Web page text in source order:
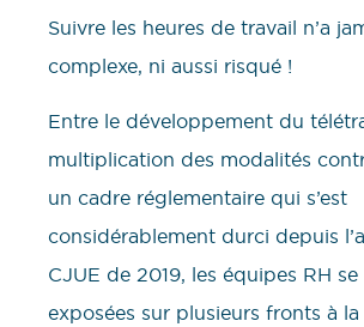
Suivre les heures de travail n’a
complexe, ni aussi risqué !
Entre le développement du
multiplication des modalités
un cadre réglementaire qui s’est
considérablement durci depuis
CJUE de 2019, les équipes RH
exposées sur plusieurs fronts à la